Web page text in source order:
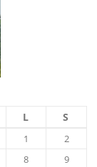
L S
1
2
8 9